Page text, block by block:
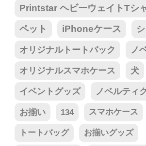
Printstar ヘビーウェイトTシ
ペット iPhoneケース
オリジナルトートバック ノ
オリジナルスマホケース 犬
イベントグッズ ノベルティ
お揃い 134 スマホケース
トートバッグ お揃いグッズ